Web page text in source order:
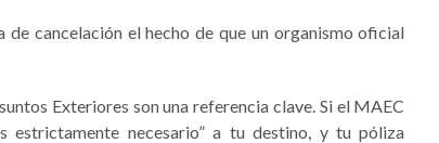
cancelación el hecho de que un organismo oficial
Exteriores son una referencia clave. Si el MAEC
estrictamente necesario” a tu destino, y tu póliza